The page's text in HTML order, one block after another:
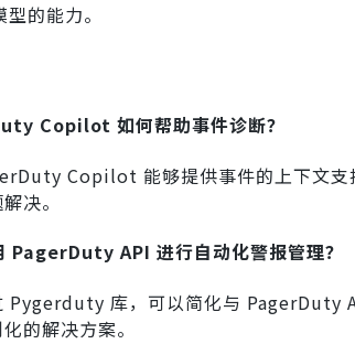
的能力。
Copilot 如何帮助事件诊断？
Copilot 能够提供事件的上下文支
决。
PagerDuty API 进行自动化警报管理？
Pygerduty 库，可以简化与 PagerDuty
的解决方案。